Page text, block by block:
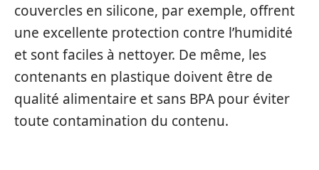
couvercles en silicone, par exemple, offrent
une excellente protection contre l’humidité
et sont faciles à nettoyer. De même, les
contenants en plastique doivent être de
qualité alimentaire et sans BPA pour éviter
toute contamination du contenu.